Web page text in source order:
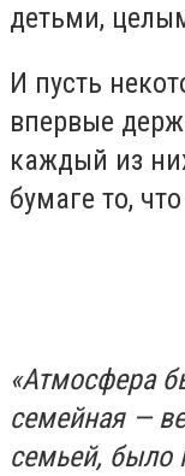
детьми,
И пусть
впервые
каждый из
бумаге то,
«Атмосфера
семейная —
семьей, было